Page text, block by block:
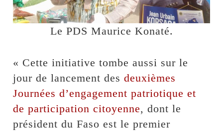
Le PDS Maurice Konaté.
« Cette initiative tombe aussi sur le
jour de lancement desdeuxièmes
Journées d’engagement patriotique et
de participation citoyenne, dont le
président du Faso est le premier